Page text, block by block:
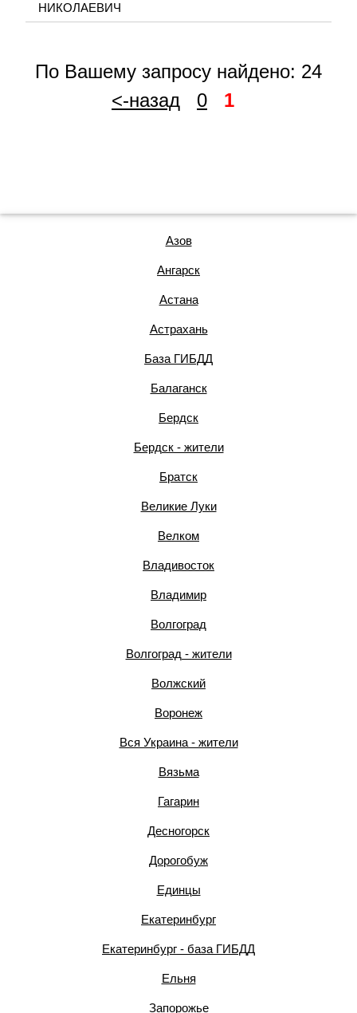
НИКОЛАЕВИЧ
По Вашему запросу найдено: 24
<-назад
0 1
Азов
Ангарск
Астана
Астрахань
База ГИБДД
Балаганск
Бердск
Бердск - жители
Братск
Великие Луки
Велком
Владивосток
Владимир
Волгоград
Волгоград - жители
Волжский
Воронеж
Вся Украина - жители
Вязьма
Гагарин
Десногорск
Дорогобуж
Единцы
Екатеринбург
Екатеринбург - база ГИБДД
Ельня
Запорожье